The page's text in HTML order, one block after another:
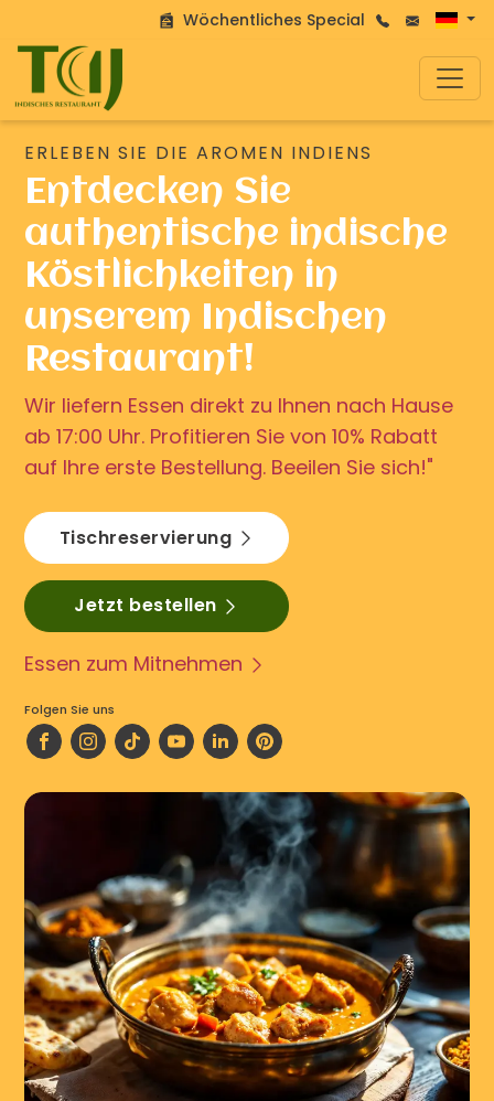
Wöchentliches Special
ERLEBEN SIE DIE AROMEN INDIENS
Entdecken Sie
authentische indische
Köstlichkeiten in
unserem Indischen
Restaurant!
Wir liefern Essen direkt zu Ihnen nach Hause
ab 17:00 Uhr. Profitieren Sie von 10% Rabatt
auf Ihre erste Bestellung. Beeilen Sie sich!"
Tischreservierung
Jetzt bestellen
Essen zum Mitnehmen
Folgen Sie uns